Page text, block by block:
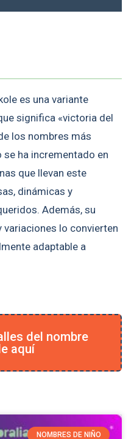
es una variante
significa «victoria del
los nombres más
se ha incrementado en
que llevan este
dinámicas y
Además, su
lo convierten
adaptable a
del nombre
aquí
NOMBRES DE NIÑO